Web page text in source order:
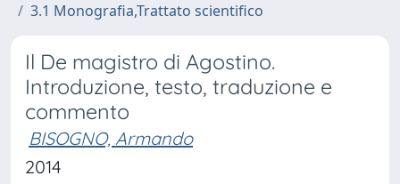
3.1 Monografia,Trattato scientifico
Il De magistro di Agostino.
Introduzione, testo, traduzione e
commento
BISOGNO, Armando
2014